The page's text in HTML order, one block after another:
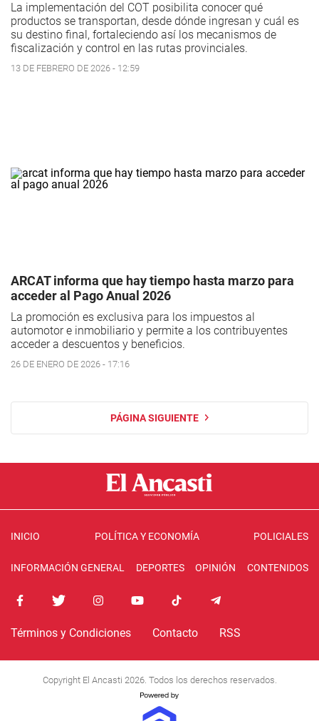
La implementación del COT posibilita conocer qué
productos se transportan, desde dónde ingresan y cuál es
su destino final, fortaleciendo así los mecanismos de
fiscalización y control en las rutas provinciales.
13 DE FEBRERO DE 2026 - 12:59
ARCAT informa que hay tiempo hasta marzo para
acceder al Pago Anual 2026
La promoción es exclusiva para los impuestos al
automotor e inmobiliario y permite a los contribuyentes
acceder a descuentos y beneficios.
26 DE ENERO DE 2026 - 17:16
PÁGINA SIGUIENTE
INICIO POLÍTICA Y ECONOMÍA POLICIALES
INFORMACIÓN GENERAL DEPORTES OPINIÓN CONTENIDOS
Términos y Condiciones Contacto RSS
Copyright El Ancasti 2026. Todos los derechos reservados.